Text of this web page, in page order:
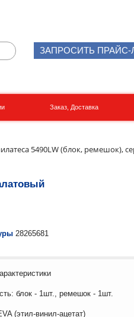
ЗАПРОСИТЬ ПРАЙС-
Заказ, Доставка
5490LW (блок, ремешок),
28265681
блок - 1шт., ремешок - 1шт.
(этил-винил-ацетат)